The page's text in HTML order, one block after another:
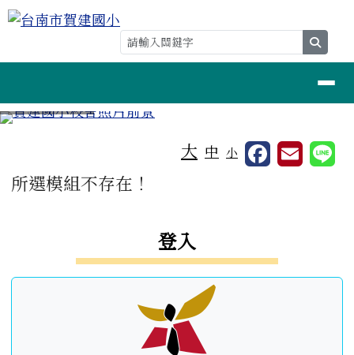
跳至主內容區
台南市賀建國小
⏸
大 中 小
主內容區域
所選模組不存在！
登入
頁尾區域